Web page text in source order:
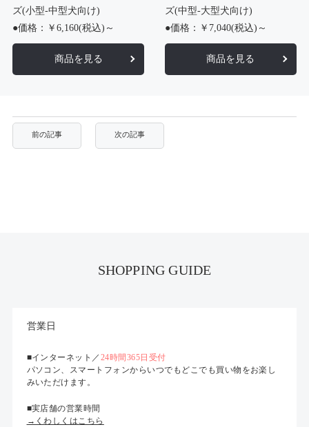
ズ(小型-中型犬向け)
●価格：￥6,160(税込)～
商品を見る
ズ(中型-大型犬向け)
●価格：￥7,040(税込)～
商品を見る
SHOPPING GUIDE
営業日
■インターネット／ 24時間365日受付
パソコン、スマートフォンからいつでもどこでも買い物をお楽し
みいただけます。
■実店舗の営業時間
→くわしくはこちら